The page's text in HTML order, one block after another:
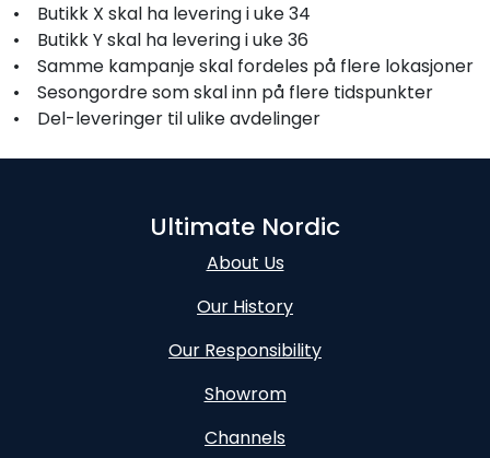
• Butikk X skal ha levering i uke 34
• Butikk Y skal ha levering i uke 36
• Samme kampanje skal fordeles på flere lokasjoner
• Sesongordre som skal inn på flere tidspunkter
• Del-leveringer til ulike avdelinger
Ultimate Nordic
About Us
Our History
Our Responsibility
Showrom
Channels